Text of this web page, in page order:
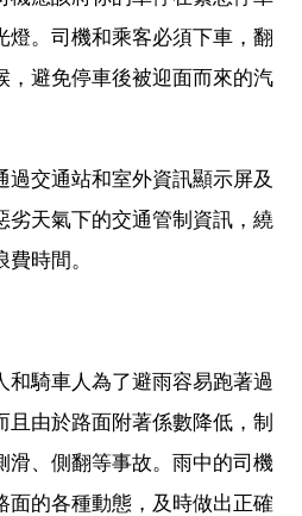
燈。司機和乘客必須下車，翻
，避免停車後被迎面而來的汽
過交通站和室外資訊顯示屏及
劣天氣下的交通管制資訊，繞
時間。
和騎車人為了避雨容易跑著過
且由於路面附著係數降低，制
滑、側翻等事故。雨中的司機
面的各種動態，及時做出正確